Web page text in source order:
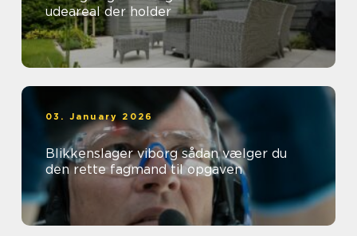
udeareal der holder
03. January 2026
Blikkenslager viborg sådan vælger du
den rette fagmand til opgaven